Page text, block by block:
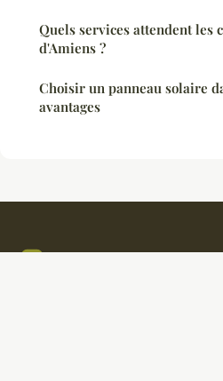
Quels services attendent les
d'Amiens ?
Choisir un panneau solaire
avantages
Ambiancedouce